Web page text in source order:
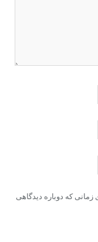
که دوباره دیدگاهی